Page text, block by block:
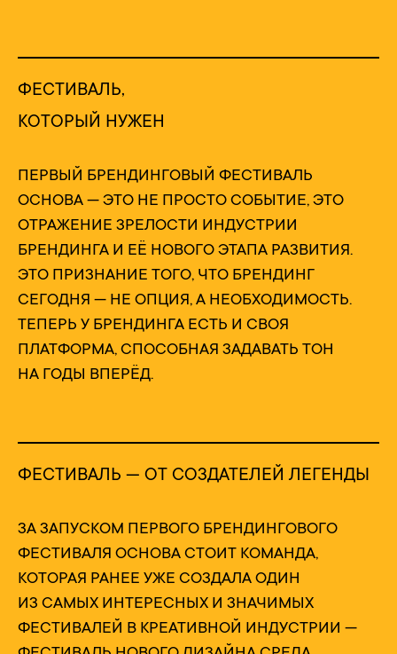
ФЕСТИВАЛЬ,
КОТОРЫЙ НУЖЕН
ПЕРВЫЙ БРЕНДИНГОВЫЙ ФЕСТИВАЛЬ
ОСНОВА — ЭТО НЕ ПРОСТО СОБЫТИЕ, ЭТО
ОТРАЖЕНИЕ ЗРЕЛОСТИ ИНДУСТРИИ
БРЕНДИНГА И ЕЁ НОВОГО ЭТАПА РАЗВИТИЯ.
ЭТО ПРИЗНАНИЕ ТОГО, ЧТО БРЕНДИНГ
СЕГОДНЯ — НЕ ОПЦИЯ, А НЕОБХОДИМОСТЬ.
ТЕПЕРЬ У БРЕНДИНГА ЕСТЬ И СВОЯ
ПЛАТФОРМА, СПОСОБНАЯ ЗАДАВАТЬ ТОН
НА ГОДЫ ВПЕРЁД.
ФЕСТИВАЛЬ — ОТ СОЗДАТЕЛЕЙ ЛЕГЕНДЫ
ЗА ЗАПУСКОМ ПЕРВОГО БРЕНДИНГОВОГО
ФЕСТИВАЛЯ ОСНОВА СТОИТ КОМАНДА,
КОТОРАЯ РАНЕЕ УЖЕ СОЗДАЛА ОДИН
ИЗ САМЫХ ИНТЕРЕСНЫХ И ЗНАЧИМЫХ
ФЕСТИВАЛЕЙ В КРЕАТИВНОЙ ИНДУСТРИИ —